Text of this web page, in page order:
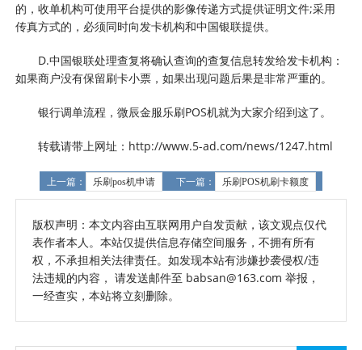
的，收单机构可使用平台提供的影像传递方式提供证明文件;采用
传真方式的，必须同时向发卡机构和中国银联提供。
D.中国银联处理查复将确认查询的查复信息转发给发卡机构：
如果商户没有保留刷卡小票，如果出现问题后果是非常严重的。
银行调单流程，微辰金服乐刷POS机就为大家介绍到这了。
转载请带上网址：http://www.5-ad.com/news/1247.html
上一篇： 乐刷pos机申请 下一篇： 乐刷POS机刷卡额度
版权声明：本文内容由互联网用户自发贡献，该文观点仅代
表作者本人。本站仅提供信息存储空间服务，不拥有所有
权，不承担相关法律责任。如发现本站有涉嫌抄袭侵权/违
法违规的内容， 请发送邮件至 babsan@163.com 举报，
一经查实，本站将立刻删除。